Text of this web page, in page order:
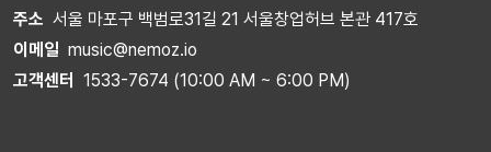
주소 서울 마포구 백범로31길 21 서울창업허브 본관 417호
이메일 music@nemoz.io
고객센터
1533-7674 (10:00 AM ~ 6:00 PM)